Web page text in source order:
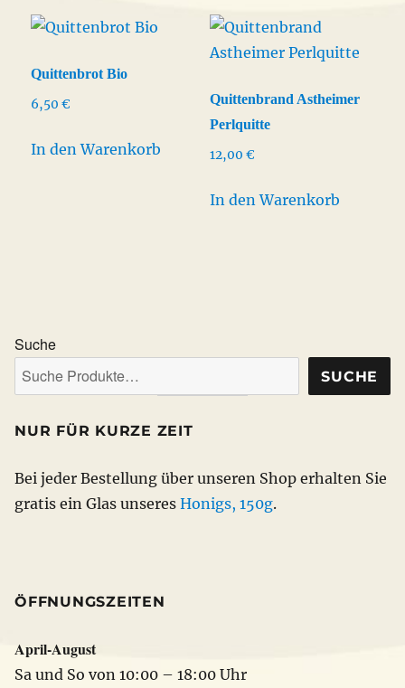
mehrere
Varianten
Optionen
Quittenbrot Bio
6,50€
In den Warenkorb
Quittenbrand Astheimer
Perlquitte
12,00 €
In den Warenkorb
Suche
SUCHE
NUR FÜR KURZE ZEIT
Bei jeder Bestellung über unseren Shop erhalten Sie
gratis ein Glas unseres Honigs, 150g.
ÖFFNUNGSZEITEN
April-August
Sa und So von 10:00 – 18:00 Uhr